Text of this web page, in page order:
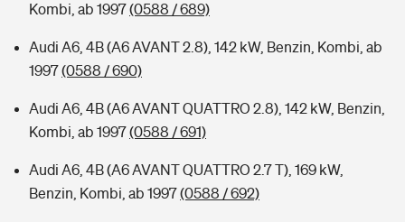
Kombi, ab 1997(0588 / 689)
Audi A6, 4B (A6 AVANT 2.8), 142 kW, Benzin, Kombi, ab
1997(0588 / 690)
Audi A6, 4B (A6 AVANT QUATTRO 2.8), 142 kW, Benzin,
Kombi, ab 1997(0588 / 691)
Audi A6, 4B (A6 AVANT QUATTRO 2.7 T), 169 kW,
Benzin, Kombi, ab 1997(0588 / 692)